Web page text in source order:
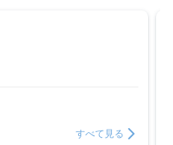
すべて見る